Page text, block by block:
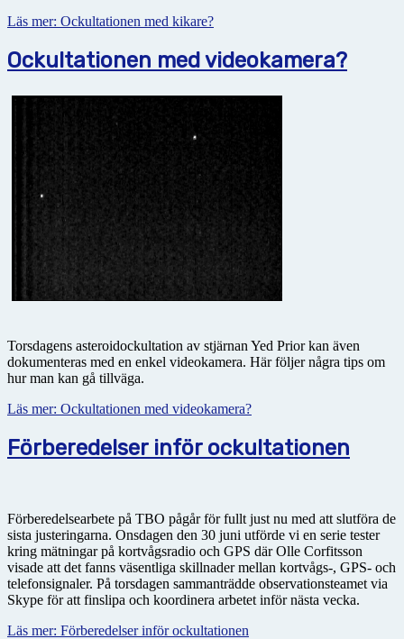
Läs mer: Ockultationen med kikare?
Ockultationen med videokamera?
Torsdagens asteroidockultation av stjärnan Yed Prior kan även
dokumenteras med en enkel videokamera. Här följer några tips om
hur man kan gå tillväga.
Läs mer: Ockultationen med videokamera?
Förberedelser inför ockultationen
Förberedelsearbete på TBO pågår för fullt just nu med att slutföra de
sista justeringarna. Onsdagen den 30 juni utförde vi en serie tester
kring mätningar på kortvågsradio och GPS där Olle Corfitsson
visade att det fanns väsentliga skillnader mellan kortvågs-, GPS- och
telefonsignaler. På torsdagen sammanträdde observationsteamet via
Skype för att finslipa och koordinera arbetet inför nästa vecka.
Läs mer: Förberedelser inför ockultationen